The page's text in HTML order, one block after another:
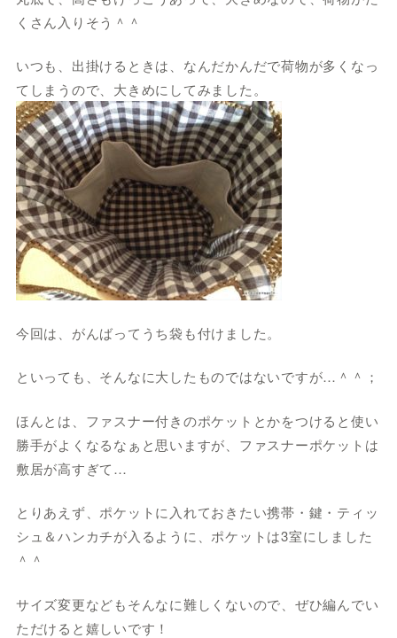
くさん入りそう＾＾
いつも、出掛けるときは、なんだかんだで荷物が多くなっ
てしまうので、大きめにしてみました。
今回は、がんばってうち袋も付けました。
といっても、そんなに大したものではないですが…＾＾；
ほんとは、ファスナー付きのポケットとかをつけると使い
勝手がよくなるなぁと思いますが、ファスナーポケットは
敷居が高すぎて…
とりあえず、ポケットに入れておきたい携帯・鍵・ティッ
シュ＆ハンカチが入るように、ポケットは3室にしました
＾＾
サイズ変更などもそんなに難しくないので、ぜひ編んでい
ただけると嬉しいです！